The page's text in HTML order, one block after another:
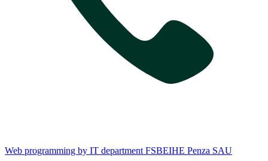
Web programming by IT department FSBEIHE Penza SAU